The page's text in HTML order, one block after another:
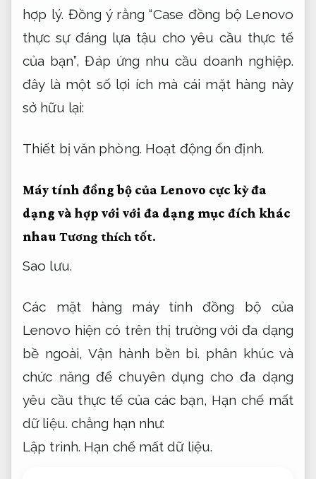
hợp lý. Đồng ý rằng “Case đồng bộ Lenovo
thực sự đáng lựa tậu cho yêu cầu thực tế
của bạn”,Đáp ứng nhu cầu doanh nghiệp.
đây là một số lợi ích mà cái mặt hàng này
sở hữu lại:
Thiết bị văn phòng. Hoạt động ổn định.
Máy tính đồng bộ của Lenovo cực kỳ đa
dạng và hợp với với đa dạng mục đích khác
nhau Tương thích tốt.
Sao lưu.
Các mặt hàng máy tính đồng bộ của
Lenovo hiện có trên thị trường với đa dạng
bề ngoài,Vận hành bền bỉ. phân khúc và
chức năng để chuyên dụng cho đa dạng
yêu cầu thực tế của các bạn, Hạn chế mất
dữ liệu. chẳng hạn như:
Lập trình. Hạn chế mất dữ liệu.